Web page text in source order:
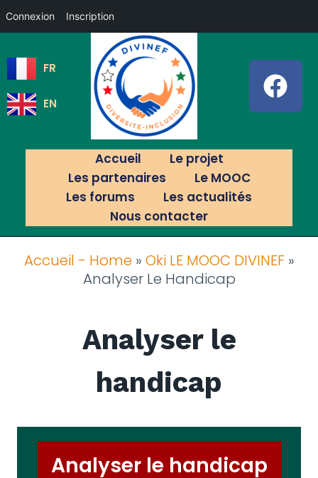
Connexion Inscription
FR
EN
Accueil
Le projet
Les partenaires
Le MOOC
Les forums
Les actualités
Nous contacter
Accueil - Home» Oki LE MOOC DIVINEF»
Analyser Le Handicap
Analyser le
handicap
Analyser le handicap